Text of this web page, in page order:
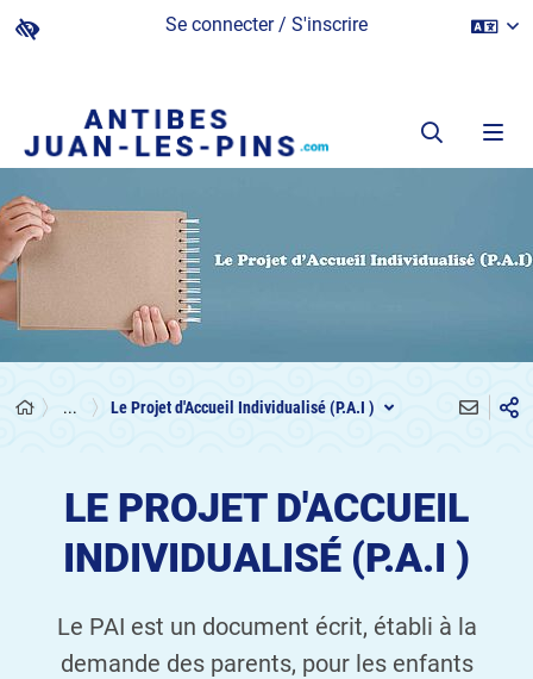
Se connecter / S'inscrire
... Le Projet d'Accueil Individualisé (P.A.I )
LE PROJET D'ACCUEIL
INDIVIDUALISÉ (P.A.I )
Le PAI est un document écrit, établi à la
demande des parents, pour les enfants